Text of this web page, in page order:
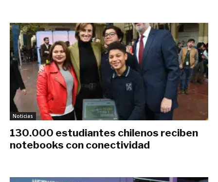
Noticias
130.000 estudiantes chilenos reciben
notebooks con conectividad